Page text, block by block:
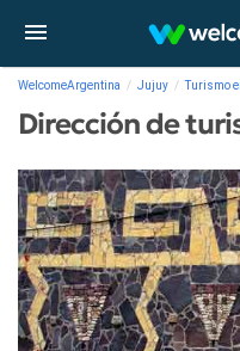
WelcomeArgentina Jujuy Turismo
Dirección de